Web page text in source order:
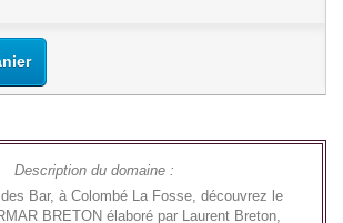
Description du domaine :
Bar, à Colombé La Fosse, découvrez le
BRETON élaboré par Laurent Breton,